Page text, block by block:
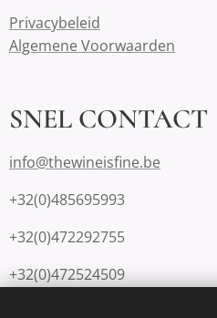
Privacybeleid
Algemene Voorwaarden
SNEL CONTACT
info@thewineisfine.be
+32(0)485695993
+32(0)472292755
+32(0)472524509